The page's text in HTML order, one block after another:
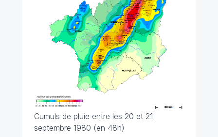
Cumuls de pluie entre les 20 et 21
septembre 1980 (en 48h)